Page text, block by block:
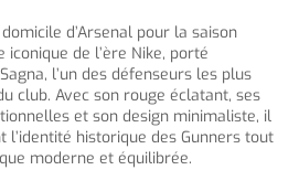
d’Arsenal pour la saison
iconique de l’ère Nike, porté
l’un des défenseurs les plus
club. Avec son rouge éclatant, ses
et son design minimaliste, il
historique des Gunners tout
moderne et équilibrée.